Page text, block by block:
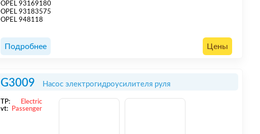
OPEL 93169180
OPEL 93183575
OPEL 948118
Подробнее Цены
G3009 Насос электрогидроусилителя руля
TP:
Electric
vt:
Passenger